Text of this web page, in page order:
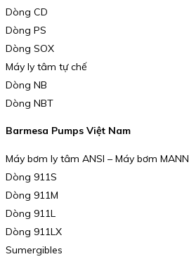
Dòng CD
Dòng PS
Dòng SOX
Máy ly tâm tự chế
Dòng NB
Dòng NBT
Barmesa Pumps Việt Nam
Máy bơm ly tâm ANSI – Máy bơm MANN
Dòng 911S
Dòng 911M
Dòng 911L
Dòng 911LX
Sumergibles